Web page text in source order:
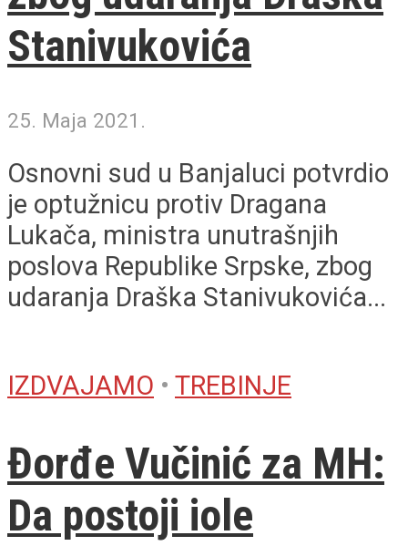
Stanivukovića
25. Maja 2021.
Osnovni sud u Banjaluci potvrdio
je optužnicu protiv Dragana
Lukača, ministra unutrašnjih
poslova Republike Srpske, zbog
udaranja Draška Stanivukovića...
IZDVAJAMO • TREBINJE
Đorđe Vučinić za MH:
Da postoji iole